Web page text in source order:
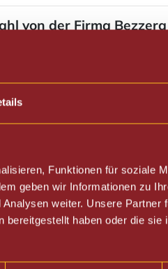
Funktionen für soziale
geben wir Informationen zu
weiter. Unsere Partner
haben oder die sie
von der Firma